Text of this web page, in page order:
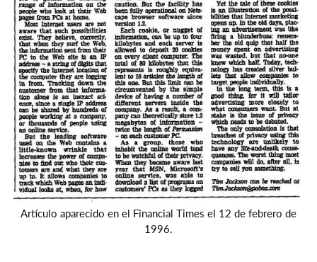
Artículo aparecido en el Financial Times el 12 de febrero de
1996.